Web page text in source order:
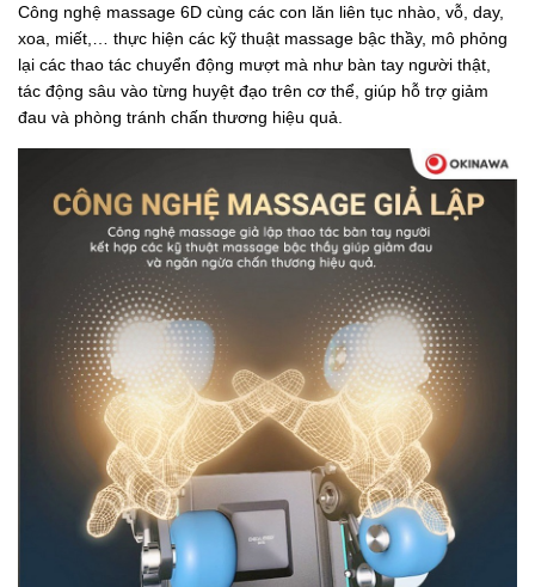
Công nghệ massage 6D cùng các con lăn liên tục nhào, vỗ, day,
xoa, miết,… thực hiện các kỹ thuật massage bậc thầy, mô phỏng
lại các thao tác chuyển động mượt mà như bàn tay người thật,
tác động sâu vào từng huyệt đạo trên cơ thể, giúp hỗ trợ giảm
đau và phòng tránh chấn thương hiệu quả.